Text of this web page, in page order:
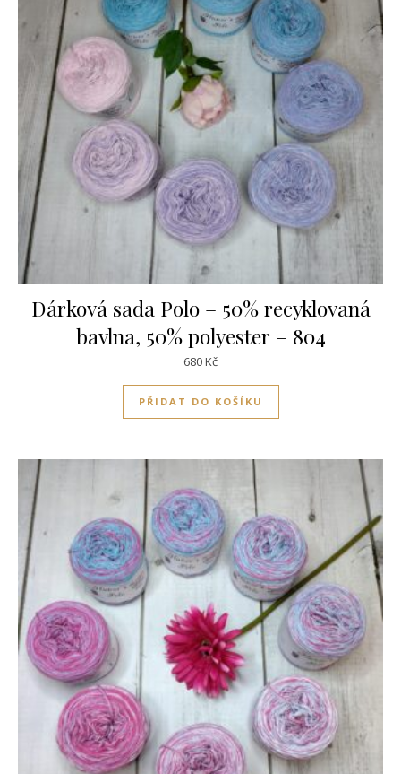
Dárková sada Polo – 50% recyklovaná
bavlna, 50% polyester – 804
680Kč
PŘIDAT DO KOŠÍKU